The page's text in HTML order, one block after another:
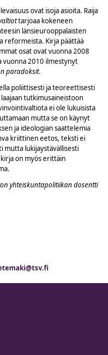
ovat isoja asioita. Raija
tarjoaa kokeneen
länsieurooppalaisten
reformeista. Kirja päättää
osat ovat vuonna 2008
vuonna 2010 ilmestynyt
paradoksit.
poliittisesti ja teoreettisesti
tutkimusaineistoon
ei ole lukuisista
mutta se on käynyt
ja ideologian saattelemia
kriittinen eetos, teksti ei
mutta lukijaystävällisesti
on myös erittäin
yhteiskuntapolitiikan dosentti